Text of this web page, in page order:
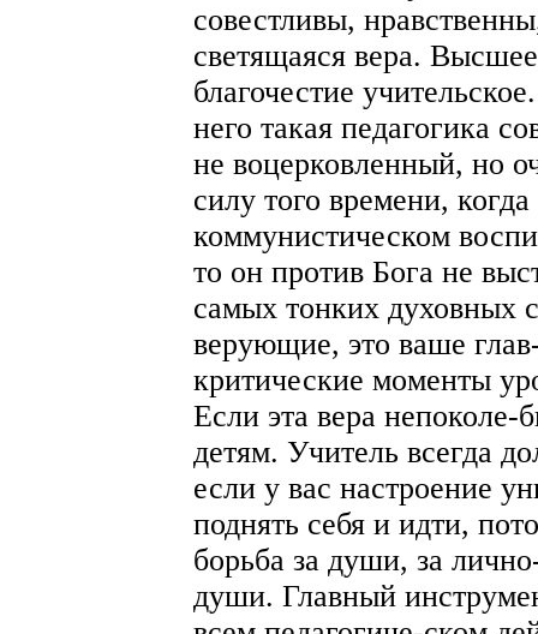
совестливы,
светящаяся вера.
благочестие
него такая педагогика
не воцерковленный, но
силу того времени,
коммунистическом
то он против Бога не
самых тонких духовных
верующие, это ваше
критические моменты
Если эта вера непоколе-
детям. Учитель всегда
если у вас настроение
поднять себя и идти,
борьба за души, за
души. Главный